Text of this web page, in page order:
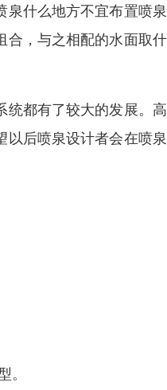
泉什么地方不宜布置喷
合，与之相配的水面取
统都有了较大的发展。
以后喷泉设计者会在喷